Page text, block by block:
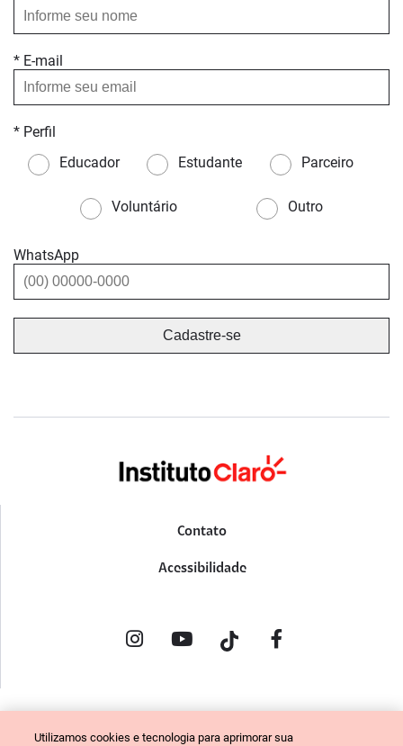
* E-mail
* Perfil
Educador
Estudante Parceiro
Voluntário Outro
WhatsApp
Contato
Acessibilidade
PORTAL DE DENÚNCIAS
Utilizamos cookies e tecnologia para aprimorar sua